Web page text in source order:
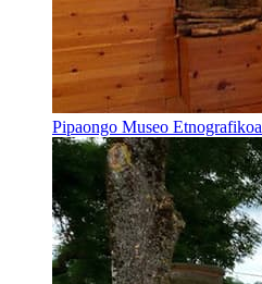
Pipaongo Museo Etnografikoa